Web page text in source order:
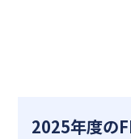
2025年度の